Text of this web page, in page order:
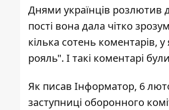
Днями українців розлютив
пості вона дала чітко
кілька сотень коментарів,
рояль". І такі коментарі
Як писав Інформатор, 6
заступниці оборонного